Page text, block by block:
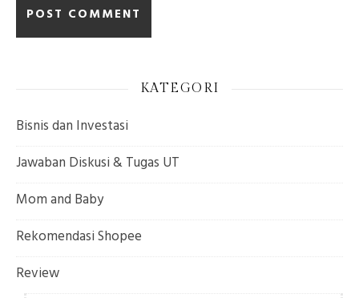
KATEGORI
Bisnis dan Investasi
Jawaban Diskusi & Tugas UT
Mom and Baby
Rekomendasi Shopee
Review